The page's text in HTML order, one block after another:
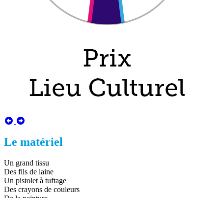
Le matériel
Un grand tissu
Des fils de laine
Un pistolet à tuftage
Des crayons de couleurs